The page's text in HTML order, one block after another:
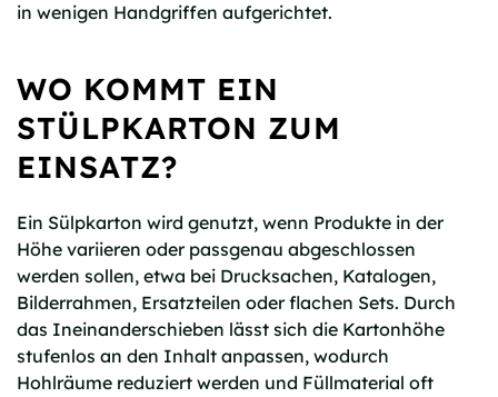
in wenigen Handgriffen aufgerichtet.
WO KOMMT EIN
STÜLPKARTON ZUM
EINSATZ?
Ein Sülpkarton wird genutzt, wenn Produkte in der
Höhe variieren oder passgenau abgeschlossen
werden sollen, etwa bei Drucksachen, Katalogen,
Bilderrahmen, Ersatzteilen oder flachen Sets. Durch
das Ineinanderschieben lässt sich die Kartonhöhe
stufenlos an den Inhalt anpassen, wodurch
Hohlräume reduziert werden und Füllmaterial oft